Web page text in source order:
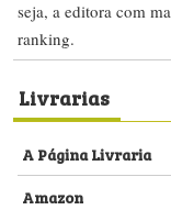
seja, a editora com
ranking.
Livrarias
A Página Livraria
Amazon